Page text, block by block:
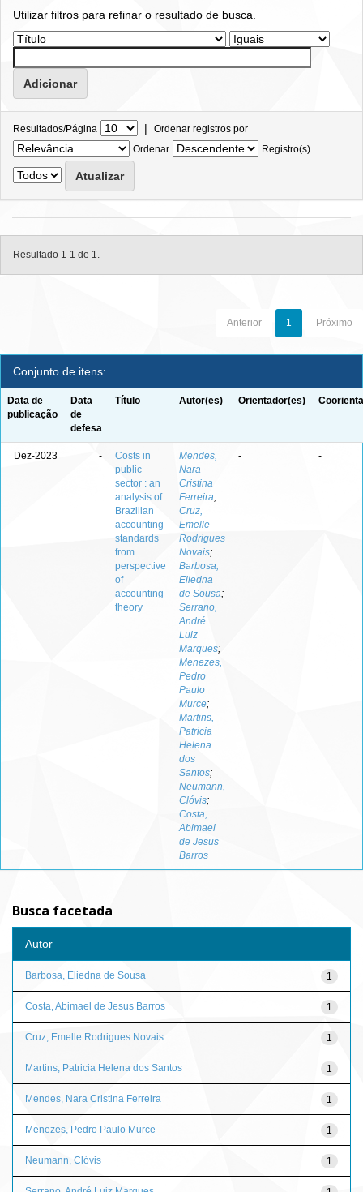
Utilizar filtros para refinar o resultado de busca.
Resultados/Página | Ordenar registros por
Ordenar
Registro(s)
Resultado 1-1 de 1.
Anterior 1 Próximo
Conjunto de itens:
Data de
publicação
Data
de
defesa
Título Autor(es) Orientador(es)
Dez-2023 -
Costs in
public
sector : an
analysis of
Brazilian
accounting
standards
from
perspective
of
accounting
theory
Mendes,
Nara
Cristina
Ferreira;
Cruz,
Emelle
Rodrigues
Novais;
Barbosa,
Eliedna
de Sousa;
Serrano,
André
Luiz
Marques;
Menezes,
Pedro
Paulo
Murce;
Martins,
Patricia
Helena
dos
Santos;
Neumann,
Clóvis;
Costa,
Abimael
de Jesus
Barros
- -
Busca facetada
Autor
1
Barbosa, Eliedna de Sousa
1
Costa, Abimael de Jesus Barros
1
Cruz, Emelle Rodrigues Novais
1
Martins, Patricia Helena dos Santos
1
Mendes, Nara Cristina Ferreira
1
Menezes, Pedro Paulo Murce
1
Neumann, Clóvis